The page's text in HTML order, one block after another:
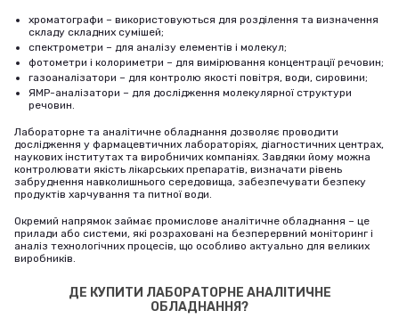
хроматографи – використовуються для розділення та визначення
складу складних сумішей;
спектрометри – для аналізу елементів і молекул;
фотометри і колориметри – для вимірювання концентрації речовин;
газоаналізатори – для контролю якості повітря, води, сировини;
ЯМР-аналізатори – для дослідження молекулярної структури
речовин.
Лабораторне та аналітичне обладнання дозволяє проводити
дослідження у фармацевтичних лабораторіях, діагностичних центрах,
наукових інститутах та виробничих компаніях. Завдяки йому можна
контролювати якість лікарських препаратів, визначати рівень
забруднення навколишнього середовища, забезпечувати безпеку
продуктів харчування та питної води.
Окремий напрямок займає промислове аналітичне обладнання – це
прилади або системи, які розраховані на безперервний моніторинг і
аналіз технологічних процесів, що особливо актуально для великих
виробників.
ДЕ КУПИТИ ЛАБОРАТОРНЕ АНАЛІТИЧНЕ
ОБЛАДНАННЯ?